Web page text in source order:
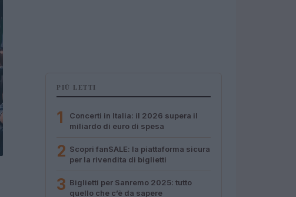
PIÙ LETTI
1
Concerti in Italia: il 2026 supera il
miliardo di euro di spesa
2 Scopri fanSALE: la piattaforma sicura
per la rivendita di biglietti
3 Biglietti per Sanremo 2025: tutto
quello che c’è da sapere